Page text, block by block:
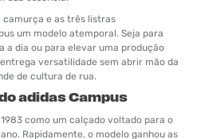
camurça e as três listras
um modelo atemporal. Seja para
a dia ou para elevar uma produção
versatilidade sem abrir mão da
de cultura de rua.
adidas Campus
como um calçado voltado para o
Rapidamente, o modelo ganhou as